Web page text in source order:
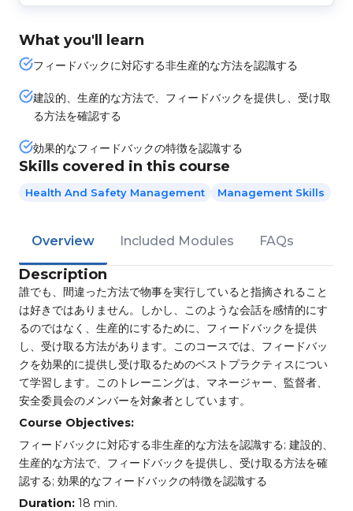
What you'll learn
フィードバックに対応する非生産的な方法を認識する
建設的、生産的な方法で、フィードバックを提供し、受け取
る方法を確認する
効果的なフィードバックの特徴を認識する
Skills covered in this course
Health And Safety Management Management Skills
Overview Included Modules FAQs
Description
誰でも、間違った方法で物事を実行していると指摘されること
は好きではありません。しかし、このような会話を感情的にす
るのではなく、生産的にするために、フィードバックを提供
し、受け取る方法があります。このコースでは、フィードバッ
クを効果的に提供し受け取るためのベストプラクティスについ
て学習します。このトレーニングは、マネージャー、監督者、
安全委員会のメンバーを対象者としています。
Course Objectives:
フィードバックに対応する非生産的な方法を認識する; 建設的、
生産的な方法で、フィードバックを提供し、受け取る方法を確
認する; 効果的なフィードバックの特徴を認識する
Duration: 18 min.